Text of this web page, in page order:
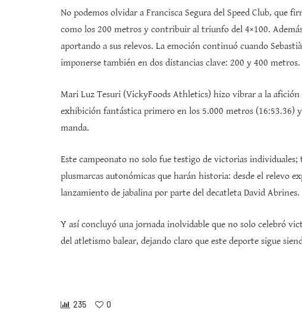
No podemos olvidar a Francisca Segura del Speed Club, que
como los 200 metros y contribuir al triunfo del 4×100.
aportando a sus relevos. La emoción continuó cuando
imponerse también en dos distancias clave: 200 y 400 metros.
Mari Luz Tesuri (VickyFoods Athletics) hizo vibrar a la
exhibición fantástica primero en los 5.000 metros (16:53.36)
manda.
Este campeonato no solo fue testigo de victorias
plusmarcas autonómicas que harán historia: desde el relevo
lanzamiento de jabalina por parte del decatleta David Abrines.
Y así concluyó una jornada inolvidable que no solo celebró
del atletismo balear, dejando claro que este deporte sigue
235 0